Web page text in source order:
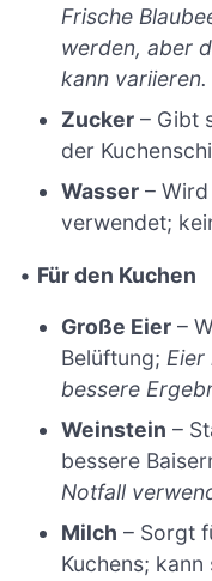
Frische
werden, aber
kann variieren.
Zucker – Gibt
der
Wasser –
verwendet;
• Für den Kuchen
Große Eier –
Belüftung;Eier
bessere
Weinstein –
bessere
Notfall
Milch – Sorgt
Kuchens;